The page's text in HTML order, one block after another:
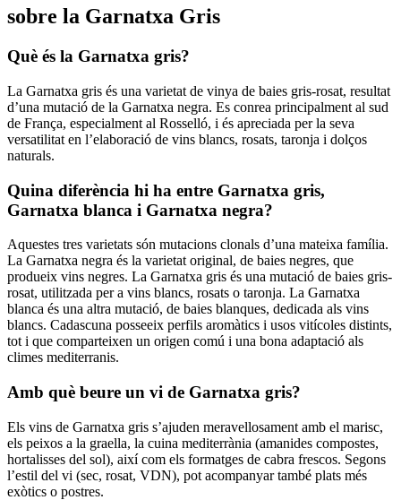
sobre la Garnatxa Gris
Què és la Garnatxa gris?
La Garnatxa gris és una varietat de vinya de baies gris-rosat, resultat
d’una mutació de la Garnatxa negra. Es conrea principalment al sud
de França, especialment al Rosselló, i és apreciada per la seva
versatilitat en l’elaboració de vins blancs, rosats, taronja i dolços
naturals.
Quina diferència hi ha entre Garnatxa gris,
Garnatxa blanca i Garnatxa negra?
Aquestes tres varietats són mutacions clonals d’una mateixa família.
La Garnatxa negra és la varietat original, de baies negres, que
produeix vins negres. La Garnatxa gris és una mutació de baies gris-
rosat, utilitzada per a vins blancs, rosats o taronja. La Garnatxa
blanca és una altra mutació, de baies blanques, dedicada als vins
blancs. Cadascuna posseeix perfils aromàtics i usos vitícoles distints,
tot i que comparteixen un origen comú i una bona adaptació als
climes mediterranis.
Amb què beure un vi de Garnatxa gris?
Els vins de Garnatxa gris s’ajuden meravellosament amb el marisc,
els peixos a la graella, la cuina mediterrània (amanides compostes,
hortalisses del sol), així com els formatges de cabra frescos. Segons
l’estil del vi (sec, rosat, VDN), pot acompanyar també plats més
exòtics o postres.